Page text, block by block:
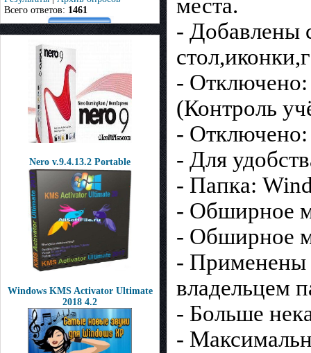
Всего ответов: 1461
Nero v.9.4.13.2 Portable
Windows KMS Activator Ultimate
2018 4.2
места.
- Добавлены
- Отключено:
(Контроль
-
- Для
- Папка:
- Обширное
- Обширное
- Применены
владельцем
- Больше
-